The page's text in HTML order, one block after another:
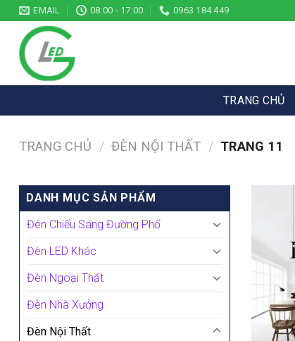
Skip
content
EMAIL 08:00 - 17:00 0963 184 449
TRANG CHỦ
TRANG CHỦ / ĐÈN NỘI THẤT / TRANG 11
DANH MỤC SẢN PHẨM
Đèn Chiếu Sáng Đường Phố
Đèn LED Khác
Đèn Ngoại Thất
Đèn Nhà Xưởng
Đèn Nội Thất